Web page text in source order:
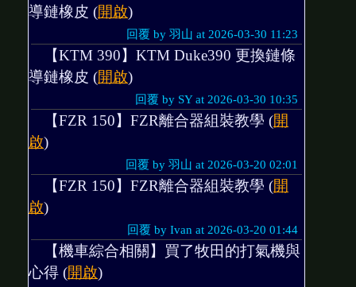
導鏈橡皮 (開啟)
回覆 by 羽山 at 2026-03-30 11:23
【KTM 390】KTM Duke390 更換鏈條
導鏈橡皮 (開啟)
回覆 by SY at 2026-03-30 10:35
【FZR 150】FZR離合器組裝教學 (開
啟)
回覆 by 羽山 at 2026-03-20 02:01
【FZR 150】FZR離合器組裝教學 (開
啟)
回覆 by Ivan at 2026-03-20 01:44
【機車綜合相關】買了牧田的打氣機與
心得 (開啟)